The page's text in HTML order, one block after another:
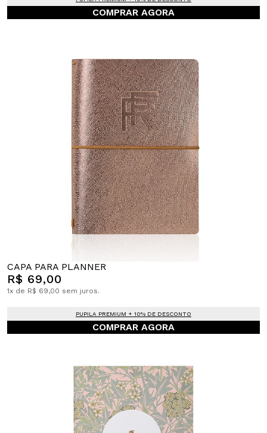
COMPRAR AGORA
CAPA PARA PLANNER
R$ 69,00
1x de R$ 69,00 sem juros.
PUPILA PREMIUM + 10% DE DESCONTO
COMPRAR AGORA